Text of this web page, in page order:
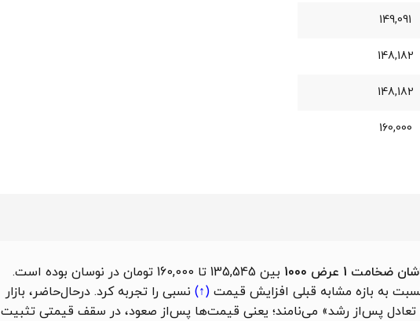
149,091
148,182
148,182
160,000
1 عرض 1000
بین 135,545 تا 160,000 تومان در نوسان بوده است.
افزایش قیمت (↑) نسبی را تجربه کرد. درحال‌حاضر، بازار
تعادل پس‌از رشد» می‌نامند؛ یعنی قیمت‌ها پس‌از صعود، در سقف قیمتی تثبیت